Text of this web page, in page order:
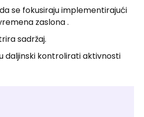
se fokusiraju implementirajući
zaslona .
sadržaj.
daljinski kontrolirati aktivnosti